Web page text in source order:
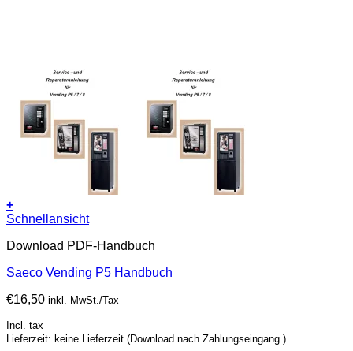
+
Schnellansicht
Download PDF-Handbuch
Saeco Vending P5 Handbuch
€16,50 inkl. MwSt./Tax
Incl. tax
Lieferzeit: keine Lieferzeit (Download nach Zahlungseingang )